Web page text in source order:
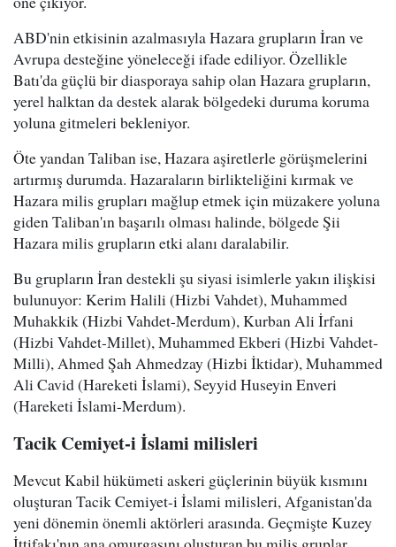
ABD'nin etkisinin azalmasıyla Hazara grupların İran ve
Avrupa desteğine yöneleceği ifade ediliyor. Özellikle
Batı'da güçlü bir diasporaya sahip olan Hazara grupların,
yerel halktan da destek alarak bölgedeki duruma koruma
yoluna gitmeleri bekleniyor.
Öte yandan Taliban ise, Hazara aşiretlerle görüşmelerini
artırmış durumda. Hazaraların birlikteliğini kırmak ve
Hazara milis grupları mağlup etmek için müzakere yoluna
giden Taliban'ın başarılı olması halinde, bölgede Şii
Hazara milis grupların etki alanı daralabilir.
Bu grupların İran destekli şu siyasi isimlerle yakın ilişkisi
bulunuyor: Kerim Halili (Hizbi Vahdet), Muhammed
Muhakkik (Hizbi Vahdet-Merdum), Kurban Ali İrfani
(Hizbi Vahdet-Millet), Muhammed Ekberi (Hizbi Vahdet-
Milli), Ahmed Şah Ahmedzay (Hizbi İktidar), Muhammed
Ali Cavid (Hareketi İslami), Seyyid Huseyin Enveri
(Hareketi İslami-Merdum).
Tacik Cemiyet-i İslami milisleri
Mevcut Kabil hükümeti askeri güçlerinin büyük kısmını
oluşturan Tacik Cemiyet-i İslami milisleri, Afganistan'da
yeni dönemin önemli aktörleri arasında. Geçmişte Kuzey